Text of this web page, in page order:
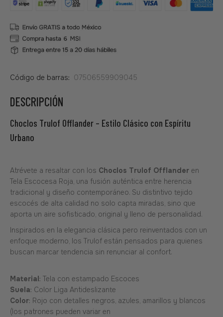
Código de barras: 07506559909045
DESCRIPCIÓN
Choclos Trulof Offlander – Estilo Clásico con Espíritu
Urbano
Atrévete a resaltar con los Choclos Trulof Offlander en
Tela Escocesa Roja, una fusión auténtica entre herencia
tradicional y diseño contemporáneo. Su distintivo tejido
escocés de alta calidad no solo capta miradas, sino que
aporta un aire sofisticado, original y lleno de personalidad.
Inspirados en la elegancia clásica pero reinventados con un
enfoque moderno, los Trulof están pensados para quienes
buscan marcar tendencia sin renunciar al confort.
Material: Tela con estampado Escoces
Suela: Color Liga Antideslizante
Color: Rojo con detalles negros, azules, amarillos y blancos
(los patrones pueden variar en